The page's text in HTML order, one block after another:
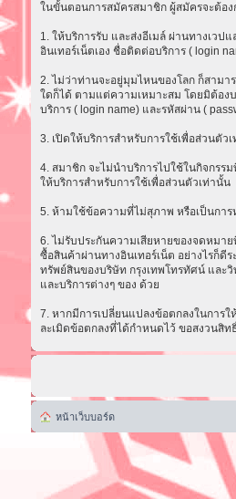
ในขั้นตอนการสมัครสมาชิก ผู้สมัครจะต้อ
1. ให้บริการรับ และส่งอีเมล์ ผ่านทางเว
อินเทอร์เน็ตเอง ชื่อติดต่อบริการ ( login
2. ไม่ว่าท่านจะอยู่มุมไหนของโลก ก็สามา
ใดก็ได้ ตามแต่ความเหมาะสม โดยมิต้อง
บริการ ( login name) และรหัสผ่าน (
3. เปิดให้บริการสำหรับการใช้เพื่อส่วนตั
4. สมาชิก จะไม่นำบริการไปใช้ในกิจกร
ให้บริการสำหรับการใช้เพื่อส่วนตัวเท่านั้น
5. ห้ามใช้ข้อความที่ไม่สุภาพ หรือเป็นกา
6. ไม่รับประกันความเสียหายของจดหมาย
ซื้อสินค้าผ่านทางอินเทอร์เน็ต อย่างไรก็
ทรัพย์สินของบริษัท กรุงเทพโทรทัศน์ และ
และบริการต่างๆ ของ ด้วย
7. หากมีการเปลี่ยนแปลงข้อตกลงในการ
ละเมิดข้อตกลงที่ได้กำหนดไว้ ขอสงวนสิท
หน้าเว็บบอร์ด